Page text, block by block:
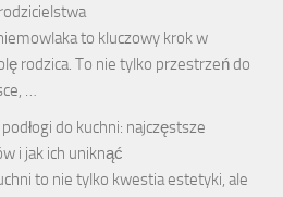
to kluczowy krok w
rodzica. To nie tylko przestrzeń do
…
do kuchni: najczęstsze
i jak ich uniknąć
to nie tylko kwestia estetyki, ale